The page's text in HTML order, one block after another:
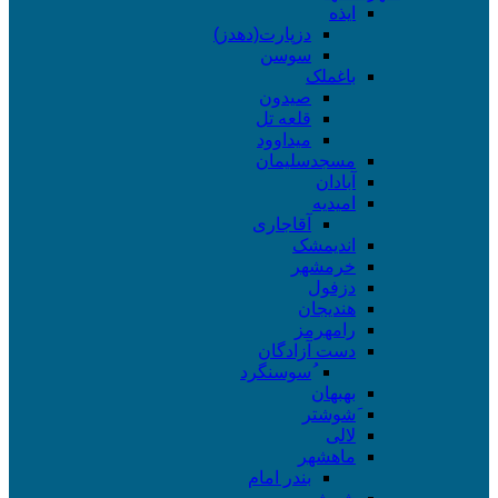
دزپارت(دهدز)
قلعه تل
میداوود
مسجدسلیمان
آقاجاری
اندیمشک
خرمشهر
هندیجان
رامهرمز
دست آزادگان
ُسوسنگرد
ماهشهر
بندر امام